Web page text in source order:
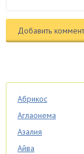
Абрикос
Аглаонема
Азалия
Айва